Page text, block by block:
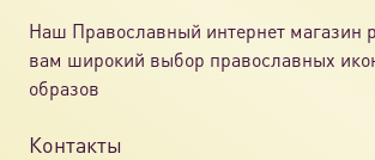
Наш Православный интернет магазин
вам широкий выбор православных
образов
Контакты